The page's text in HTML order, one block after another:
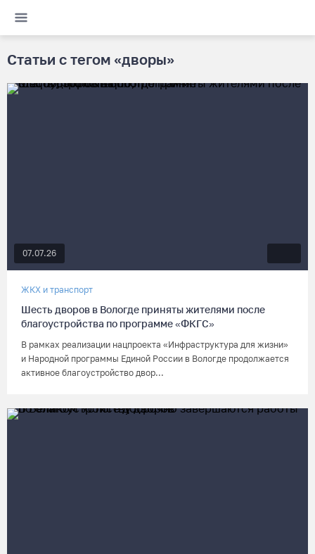
Статьи с тегом «дворы»
07.07.26
ЖКХ и транспорт
Шесть дворов в Вологде приняты жителями после
благоустройства по программе «ФКГС»
В рамках реализации нацпроекта «Инфраструктура для жизни»
и Народной программы Единой России в Вологде продолжается
активное благоустройство двор...